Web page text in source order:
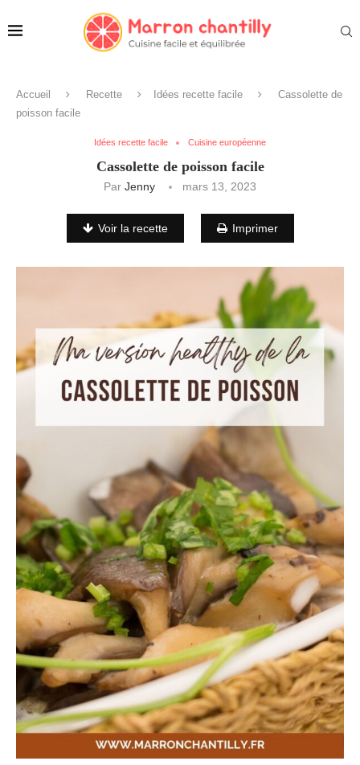
Accueil Recette Idées recette facile
Cassolette de
poisson facile
Idées recette facile Cuisine européenne
Cassolette de poisson facile
Par Jenny mars 13, 2023
Voir la recette Imprimer